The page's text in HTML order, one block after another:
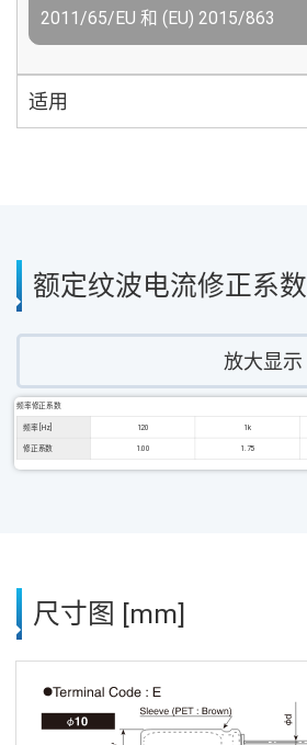
2011/65/EU 和 (EU) 2015/863
适用
额定纹波电流修正系数
放大显示
频率修正系数
频率 [Hz] 120 1k
修正系数 1.00 1.75
尺寸图 [mm]